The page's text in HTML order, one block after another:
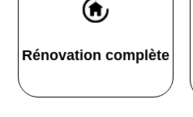
Rénovation complète